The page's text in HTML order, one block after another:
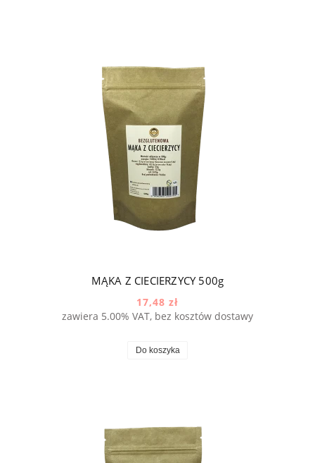
MĄKA Z CIECIERZYCY 500g
17,48 zł
zawiera 5.00% VAT, bez kosztów dostawy
Do koszyka